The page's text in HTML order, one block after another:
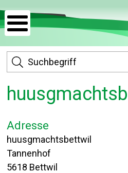
Navigieren in
Schnellnavigation
Mobile
Menu
Adresse
huusgmachtsbettwil
Tannenhof
5618 Bettwil